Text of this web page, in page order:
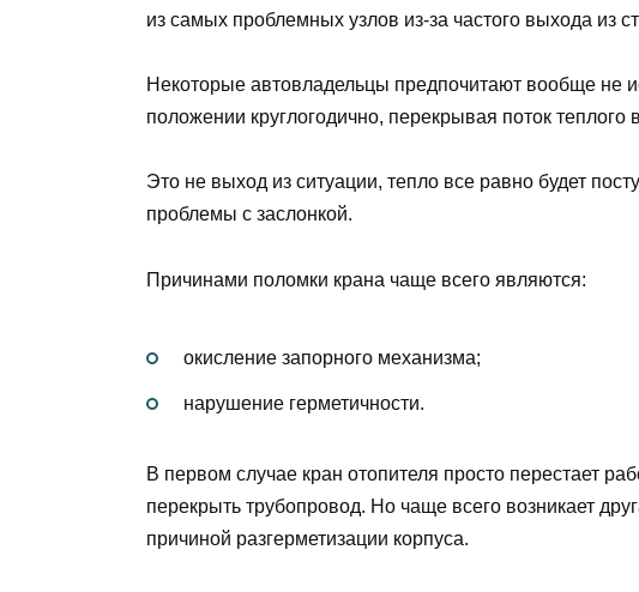
из самых проблемных узлов из-за частого выхода из
Некоторые автовладельцы предпочитают вообще не
положении круглогодично, перекрывая поток теплого
Это не выход из ситуации, тепло все равно будет
проблемы с заслонкой.
Причинами поломки крана чаще всего являются:
окисление запорного механизма;
нарушение герметичности.
В первом случае кран отопителя просто перестает
перекрыть трубопровод. Но чаще всего возникает
причиной разгерметизации корпуса.